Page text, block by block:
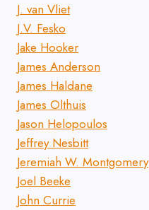
J. van Vliet
J.V. Fesko
Jake Hooker
James Anderson
James Haldane
James Olthuis
Jason Helopoulos
Jeffrey Nesbitt
Jeremiah W. Montgomery
Joel Beeke
John Currie